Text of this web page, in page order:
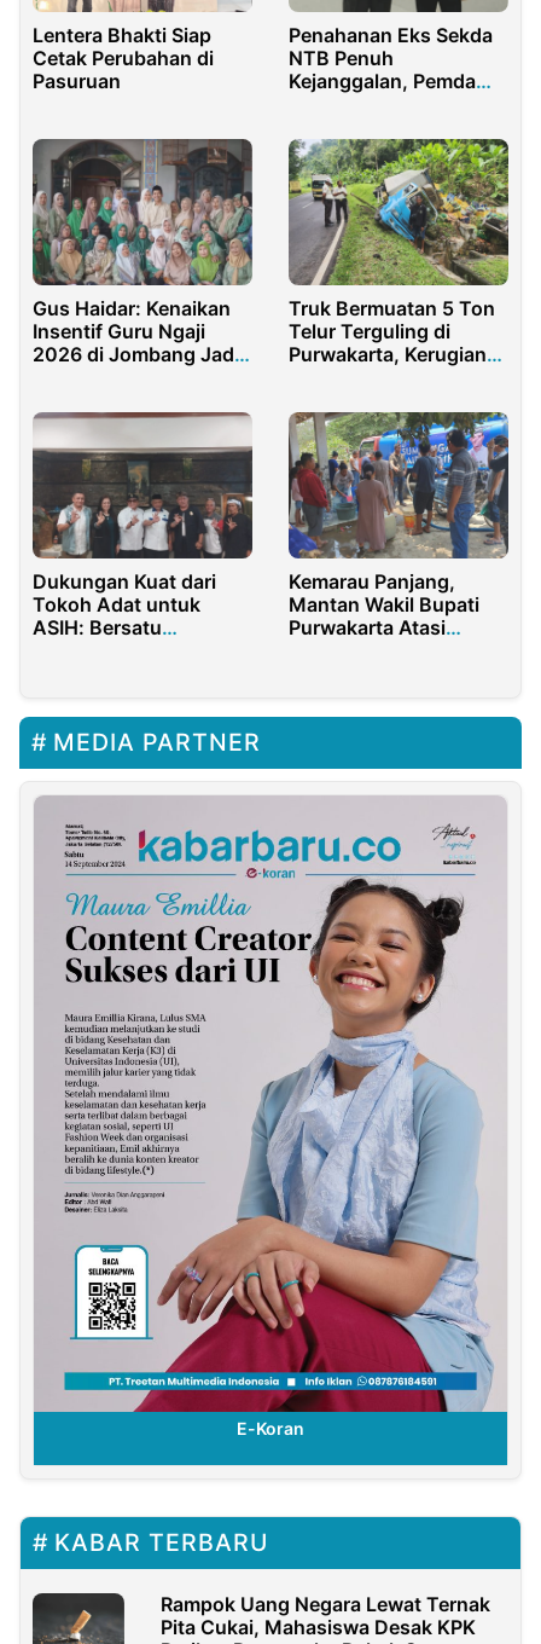
Lentera Bhakti Siap
Cetak Perubahan di
Pasuruan
Penahanan Eks Sekda
NTB Penuh
Kejanggalan, Pemda
Gus Haidar: Kenaikan
Insentif Guru Ngaji
2026 di Jombang Jadi
Truk Bermuatan 5 Ton
Telur Terguling di
Purwakarta, Kerugian
Dukungan Kuat dari
Tokoh Adat untuk
ASIH: Bersatu
Kemarau Panjang,
Mantan Wakil Bupati
Purwakarta Atasi
MEDIA PARTNER
E-Koran
KABAR TERBARU
Rampok Uang Negara Lewat Ternak
Pita Cukai, Mahasiswa Desak KPK